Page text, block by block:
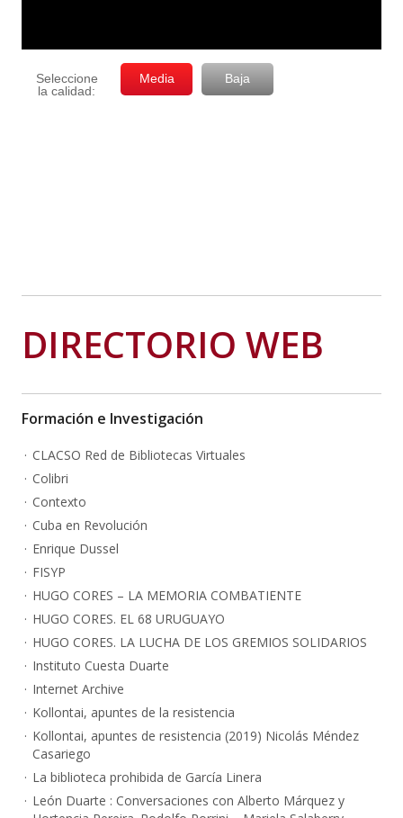
DIRECTORIO WEB
Formación e Investigación
CLACSO Red de Bibliotecas Virtuales
Colibri
Contexto
Cuba en Revolución
Enrique Dussel
FISYP
HUGO CORES – LA MEMORIA COMBATIENTE
HUGO CORES. EL 68 URUGUAYO
HUGO CORES. LA LUCHA DE LOS GREMIOS SOLIDARIOS
Instituto Cuesta Duarte
Internet Archive
Kollontai, apuntes de la resistencia
Kollontai, apuntes de resistencia (2019) Nicolás Méndez
Casariego
La biblioteca prohibida de García Linera
León Duarte : Conversaciones con Alberto Márquez y